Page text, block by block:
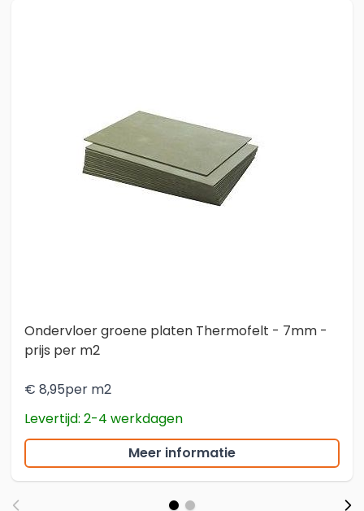
Ondervloer groene platen Thermofelt - 7mm -
prijs per m2
€ 8,95per m2
Levertijd: 2-4 werkdagen
Meer informatie